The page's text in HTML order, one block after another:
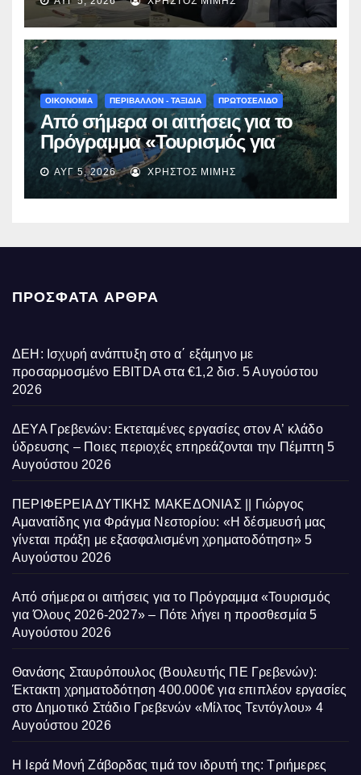
Νεστορίου: «Η δέσμευσή μας
γίνεται πράξη με εξασφαλισμένη
χρηματοδότηση»
ΟΙΚΟΝΟΜΙΑ ΠΕΡΙΒΑΛΛΟΝ - ΤΑΞΙΔΙΑ ΠΡΩΤΟΣΕΛΙΔΟ
Από σήμερα οι αιτήσεις για το
Πρόγραμμα «Τουρισμός για
Όλους 2026-2027» – Πότε λήγει
η προσθεσμία
ΑΥΓ 5, 2026 ΧΡΉΣΤΟΣ ΜΊΜΗΣ
ΠΡΌΣΦΑΤΑ ΆΡΘΡΑ
ΔΕΗ: Ισχυρή ανάπτυξη στο α΄ εξάμηνο με
προσαρμοσμένο EBITDA στα €1,2 δισ. 5 Αυγούστου
2026
ΔΕΥΑ Γρεβενών: Εκτεταμένες εργασίες στον Α’ κλάδο
ύδρευσης – Ποιες περιοχές επηρεάζονται την Πέμπτη 5
Αυγούστου 2026
ΠΕΡΙΦΕΡΕΙΑ ΔΥΤΙΚΗΣ ΜΑΚΕΔΟΝΙΑΣ || Γιώργος
Αμανατίδης για Φράγμα Νεστορίου: «Η δέσμευσή μας
γίνεται πράξη με εξασφαλισμένη χρηματοδότηση» 5
Αυγούστου 2026
Από σήμερα οι αιτήσεις για το Πρόγραμμα «Τουρισμός
για Όλους 2026-2027» – Πότε λήγει η προσθεσμία 5
Αυγούστου 2026
Θανάσης Σταυρόπουλος (Βουλευτής ΠΕ Γρεβενών):
Έκτακτη χρηματοδότηση 400.000€ για επιπλέον εργασίες
στο Δημοτικό Στάδιο Γρεβενών «Μίλτος Τεντόγλου» 4
Αυγούστου 2026
Η Ιερά Μονή Ζάβορδας τιμά τον ιδρυτή της: Τριήμερες